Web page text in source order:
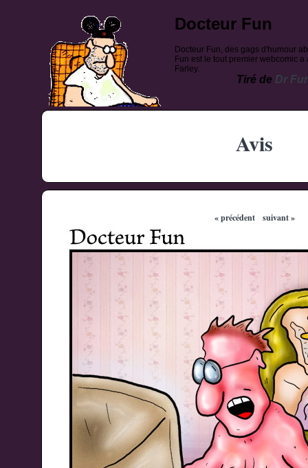
Docteur Fun
Docteur Fun, des gags d'humour
Fun est le tout premier webcomic
Farley.
Tiré de Dr
Avis
« précédent suivant »